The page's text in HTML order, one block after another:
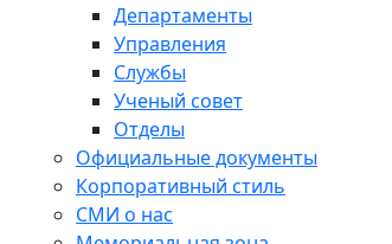
Департаменты
Управления
Службы
Ученый совет
Отделы
Официальные документы
Корпоративный стиль
СМИ о нас